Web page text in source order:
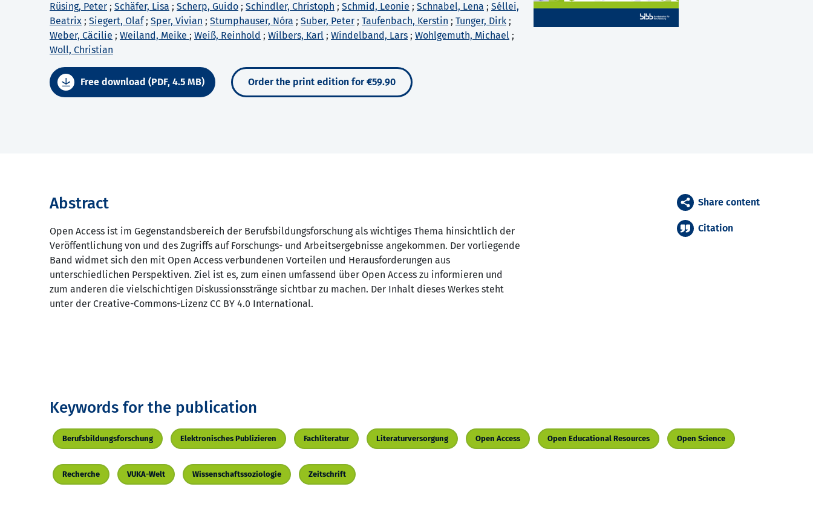
Rüsing, Peter ; Schäfer, Lisa ; Scherp, Guido ; Schindler, Christoph ; Schmid, Leonie ; Schnabel, Lena ; Séllei,
Beatrix ; Siegert, Olaf; Sper, Vivian ; Stumphauser, Nóra ; Suber, Peter ; Taufenbach, Kerstin ; Tunger, Dirk ;
Weber, Cäcilie ; Weiland, Meike ; Weiß, Reinhold ; Wilbers, Karl ; Windelband, Lars ; Wohlgemuth, Michael ;
Woll, Christian
Free download (PDF, 4.5 MB) Order the print edition for €59.90
Abstract
Open Access ist im Gegenstandsbereich der Berufsbildungsforschung als wichtiges Thema hinsichtlich der
Veröffentlichung von und des Zugriffs auf Forschungs- und Arbeitsergebnisse angekommen. Der vorliegende
Band widmet sich den mit Open Access verbundenen Vorteilen und Herausforderungen aus
unterschiedlichen Perspektiven. Ziel ist es, zum einen umfassend über Open Access zu informieren und
zum anderen die vielschichtigen Diskussionsstränge sichtbar zu machen. Der Inhalt dieses Werkes steht
unter der Creative-Commons-Lizenz CC BY 4.0 International.
Share content
Citation
Keywords for the publication
Berufsbildungsforschung Elektronisches Publizieren Fachliteratur Literaturversorgung Open Access Open Educational Resources Open Science
Recherche VUKA-Welt Wissenschaftssoziologie Zeitschrift